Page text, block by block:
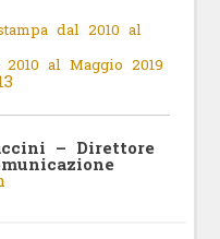
dal 2010 al
al Maggio 2019
– Direttore